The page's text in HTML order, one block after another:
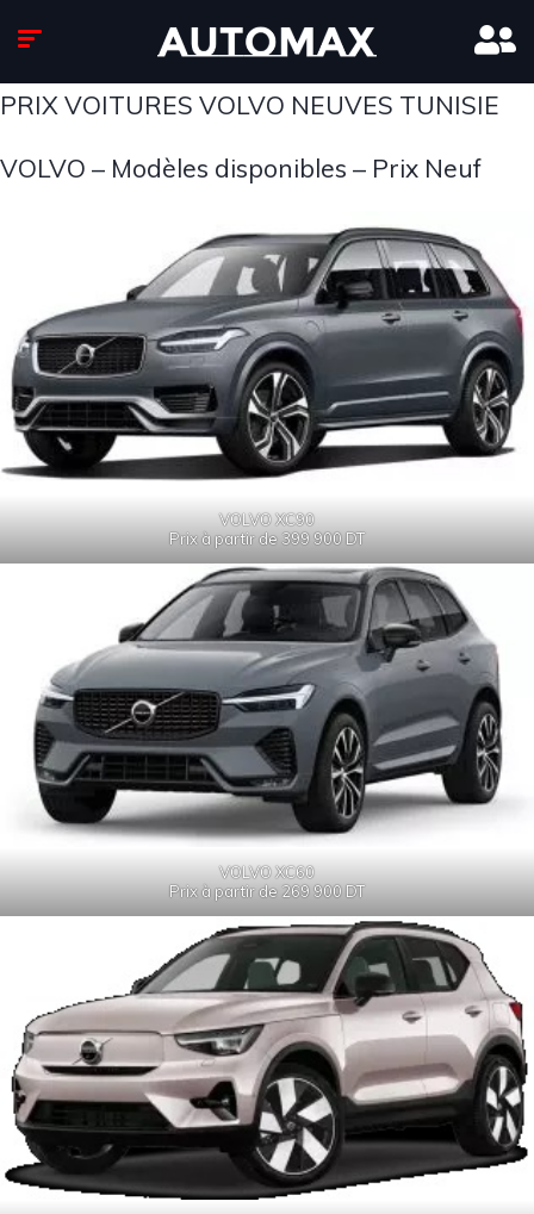
PRIX VOITURES VOLVO NEUVES TUNISIE
VOLVO – Modèles disponibles – Prix Neuf
VOLVO XC90
Prix à partir de 399 900 DT
VOLVO XC60
Prix à partir de 269 900 DT